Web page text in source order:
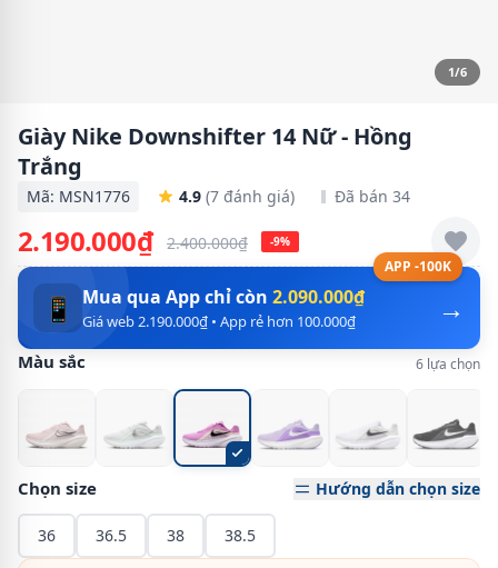
1/6
Giày Nike Downshifter 14 Nữ - Hồng
Trắng
Mã: MSN1776 4.9 (7 đánh giá) Đã bán 34
2.190.000₫ 2.400.000₫ -9%
APP -100K
→
📱 Mua qua App chỉ còn 2.090.000₫
Giá web 2.190.000₫ • App rẻ hơn 100.000₫
Màu sắc 6 lựa chọn
Chọn size Hướng dẫn chọn size
36 36.5 38 38.5